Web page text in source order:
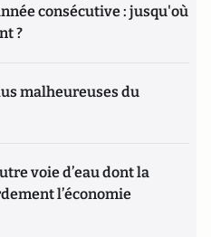
consécutive : jusqu'où
?
malheureuses du
voie d’eau dont la
l’économie